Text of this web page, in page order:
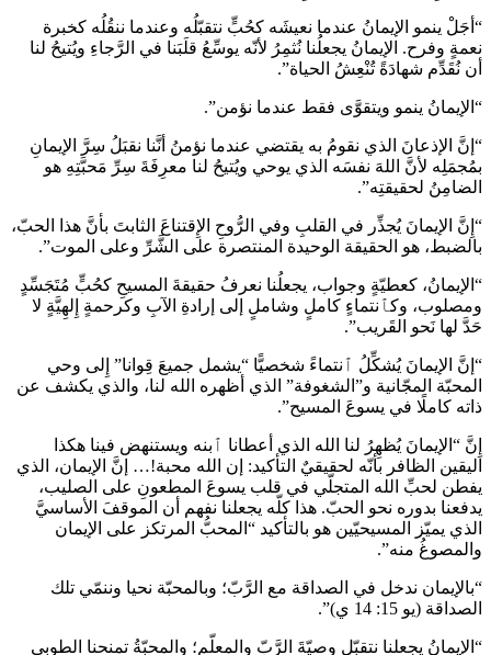
“أجَلْ ينمو الإيمانُ عندما نعيشَه كحُبٍّ نتقبّلُه وعندما ننقُلُه كخبرة
نعمةٍ وفرح. الإيمانُ يجعلُنا نُثمِرُ لأنّه يوسِّعُ قلَبَنا في الرَّجاءِ ويُتيحُ لنا
أن نُقَدِّم شهادَةً تُنْعِشُ الحياة”.
“الإيمانُ ينمو ويتقوَّى فقط عندما نؤمن”.
“إنَّ الإذعانَ الذي نقومُ به يقتضي عندما نؤمنُ أنَّنا نقبَلُ سِرَّ الإيمانِ
بمُجمَلِه لأنَّ اللهَ نفسَه الذي يوحي ويُتيحُ لنا معرِفَةَ سِرِّ مَحبَّتِهِ هو
الضامِنُ لحقيقتِه”.
“إِنَّ الإيمانَ يُجذِّر في القلبِ وفي الرُّوحِ الإِقتناعَ الثابتَ بأنَّ هذا الحبّ،
بالضبط، هو الحقيقة الوحيدة المنتصرة على الشَّرِّ وعلى الموت”.
“الإيمانُ، كعطيّةٍ وجواب، يجعلُنا نعرفُ حقيقةَ المسيحِ كحُبٍّ مُتَجَسِّدٍ
ومصلوب، وكٱنتماءٍ كاملٍ وشاملٍ إلى إرادةِ الآبِ وكرحمةٍ إِلهِيَّةٍ لا
حَدَّ لها نَحو القَريب”.
“إنَّ الإيمانَ يُشكِّلُ ٱنتماءً شخصيًّا “يشمل جميعَ قِوانا” إِلى وحي
المحبّة المجّانية و”الشغوفة” الذي أظهره الله لنا، والذي يكشف عن
ذاته كاملًا في يسوعَ المسيح”.
إِنَّ “الإيمانَ يُظهِرُ لنا الله الذي أعطانا ٱبنه ويستنهض فينا هكذا
اليقين الظافر بأنّه لحقيقيٌ التأكيد: إن الله محبة!… إنَّ الإيمان، الذي
يفطن لحبِّ الله المتجلّي في قلب يسوعَ المطعونِ على الصليب،
يدفعنا بدوره نحو الحبّ. هذا كلّه يجعلنا نفهم أن الموقفَ الأساسيَّ
الذي يميّز المسيحيّين هو بالتأكيد “المحبُّ المرتكز على الإيمان
والمصوغُ منه”.
“بالإيمان ندخل في الصداقة مع الرَّبّ؛ وبالمحبّة نحيا وننمّي تلك
الصداقة (يو 15: 14 ي)”.
“الإيمانُ يجعلنا نتقبّل وصيّةَ الرَّبّ والمعلّم؛ والمحبّةُ تمنحنا الطوبى